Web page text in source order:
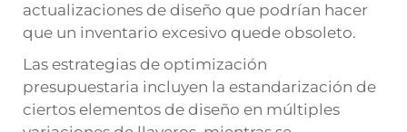
actualizaciones de diseño que podrían hacer
que un inventario excesivo quede obsoleto.
Las estrategias de optimización
presupuestaria incluyen la estandarización de
ciertos elementos de diseño en múltiples